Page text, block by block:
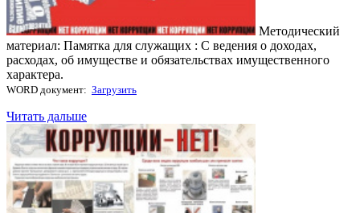
Методический
материал: Памятка для служащих : С ведения о доходах,
расходах, об имуществе и обязательствах имущественного
характера.
WORD документ: Загрузить
Читать дальше